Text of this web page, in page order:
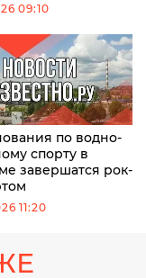
09:10
по водно-
спорту в
завершатся рок-
11:20